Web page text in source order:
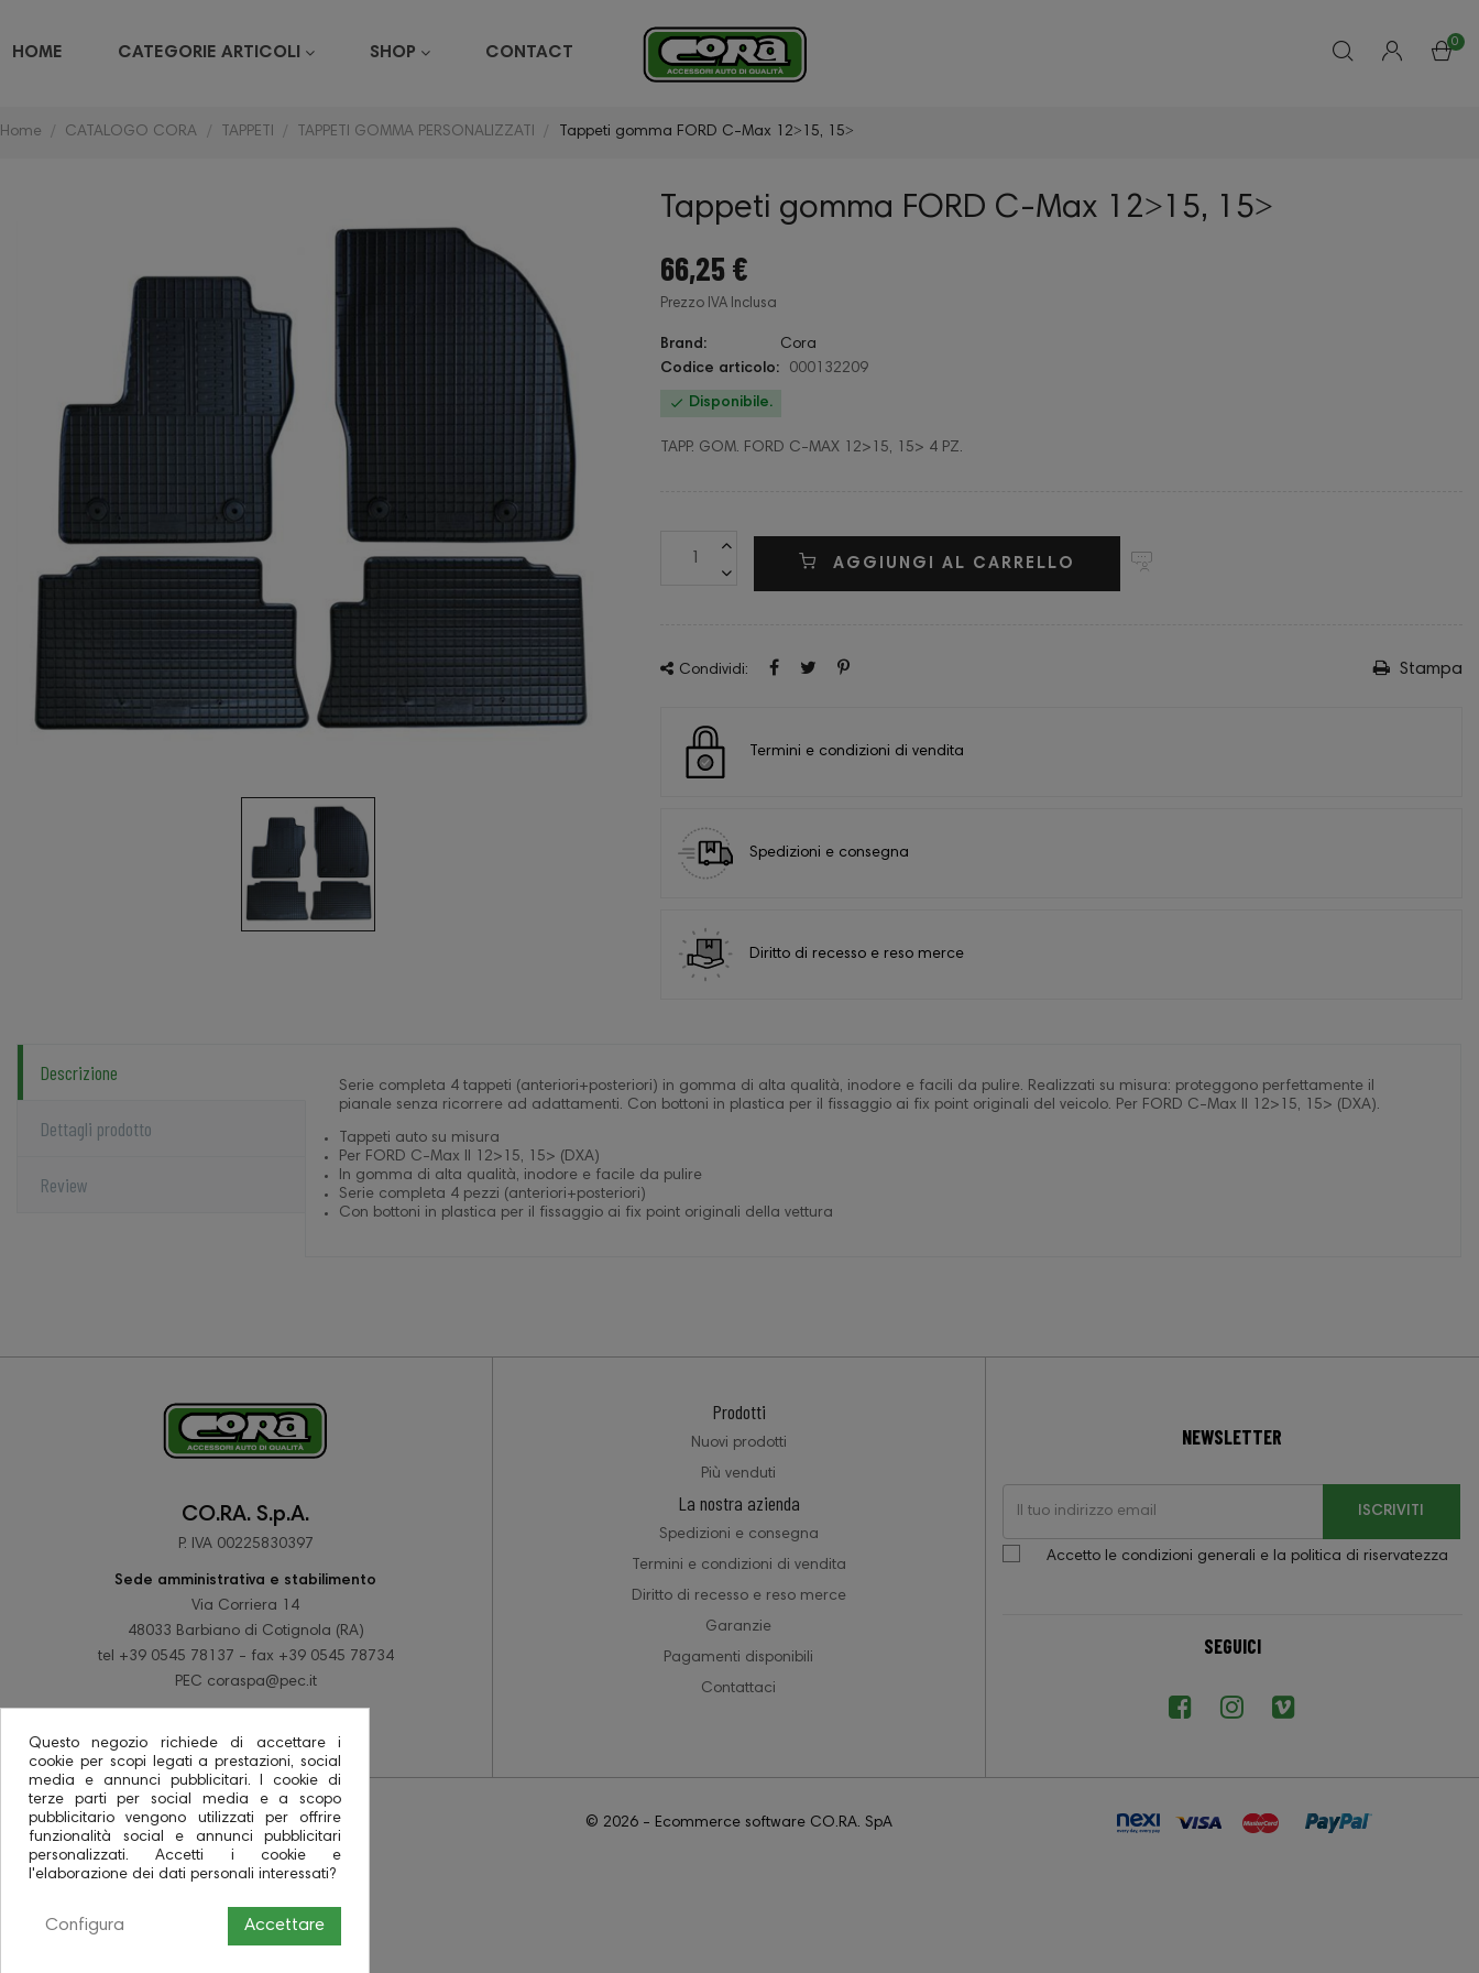
HOME CATEGORIE ARTICOLI SHOP CONTACT
0
Home CATALOGO CORA TAPPETI TAPPETI GOMMA PERSONALIZZATI Tappeti gomma FORD C-Max 12˃15, 15˃
Tappeti gomma FORD C-Max 12˃15, 15˃
66,25 €
Prezzo IVA Inclusa
Brand:
Cora
Codice articolo:
000132209
 Disponibile.
TAPP. GOM. FORD C-MAX 12>15, 15> 4 PZ.
AGGIUNGI AL CARRELLO
Condividi: Stampa
Termini e condizioni di vendita
Spedizioni e consegna
Diritto di recesso e reso merce
Descrizione
Dettagli prodotto
Review
Serie completa 4 tappeti (anteriori+posteriori) in gomma di alta qualità, inodore e facili da pulire. Realizzati su misura: proteggono perfettamente il
pianale senza ricorrere ad adattamenti. Con bottoni in plastica per il fissaggio ai fix point originali del veicolo. Per FORD C-Max II 12>15, 15> (DXA).
Tappeti auto su misura
Per FORD C-Max II 12>15, 15> (DXA)
In gomma di alta qualità, inodore e facile da pulire
Serie completa 4 pezzi (anteriori+posteriori)
Con bottoni in plastica per il fissaggio ai fix point originali della vettura
CO.RA. S.p.A.
P. IVA 00225830397
Sede amministrativa e stabilimento
Via Corriera 14
48033 Barbiano di Cotignola (RA)
tel +39 0545 78137 - fax +39 0545 78734
PEC coraspa@pec.it
Prodotti
Nuovi prodotti
Più venduti
La nostra azienda
Spedizioni e consegna
Termini e condizioni di vendita
Diritto di recesso e reso merce
Garanzie
Pagamenti disponibili
Contattaci
NEWSLETTER
ISCRIVITI
Accetto le condizioni generali e la politica di riservatezza
SEGUICI
© 2026 - Ecommerce software CO.RA. SpA
Questo negozio richiede di accettare i
cookie per scopi legati a prestazioni, social
media e annunci pubblicitari. I cookie di
terze parti per social media e a scopo
pubblicitario vengono utilizzati per offrire
funzionalità social e annunci pubblicitari
personalizzati. Accetti i cookie e
l'elaborazione dei dati personali interessati?
Accettare
Configura